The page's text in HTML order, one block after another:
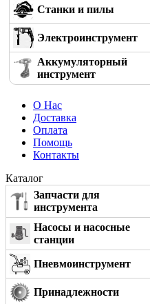
Станки и пилы
Электроинструмент
Аккумуляторный
инструмент
О Нас
Доставка
Оплата
Помощь
Контакты
Каталог
Запчасти для
инструмента
Насосы и насосные
станции
Пневмоинструмент
Принадлежности